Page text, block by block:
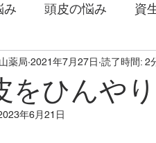
み 頭皮の悩み 資
下地 日焼け ｄプ
夏 マキアージュ
をひんや
薬局 2021年7月27日 読了時間: 2
年6月21日